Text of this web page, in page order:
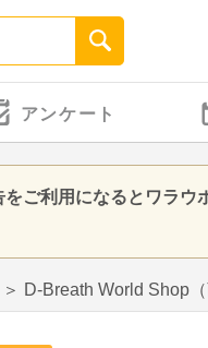
アンケート
ご利用になるとワラウ
＞ D-Breath World Shop（